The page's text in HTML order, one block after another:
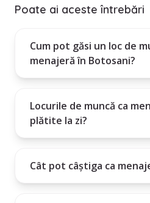
Poate ai aceste întrebări
Cum pot găsi un loc de
menajeră în Botosani?
Locurile de muncă ca
plătite la zi?
Cât pot câștiga ca